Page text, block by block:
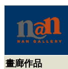
畫廊作品